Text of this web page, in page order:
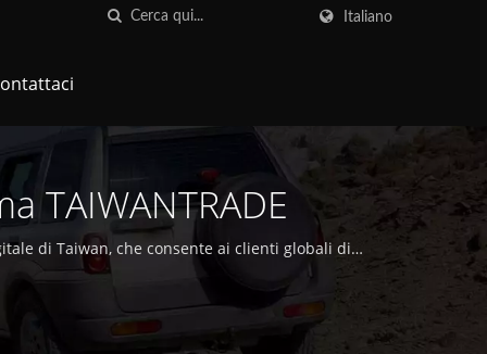
Italiano
TAIWANTRADE
di Taiwan, che consente ai clienti globali di
del commerciante verificata.